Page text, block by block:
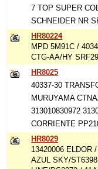
7 TOP SUPER
SCHNEIDER NR
HR80224
MPD 5M91C /
CTG-AA/HY
HR8025
40337-30
MURUYAMA
313010830972
CORRIENTE
HR8029
13420006 ELDOR
AZUL SKY/